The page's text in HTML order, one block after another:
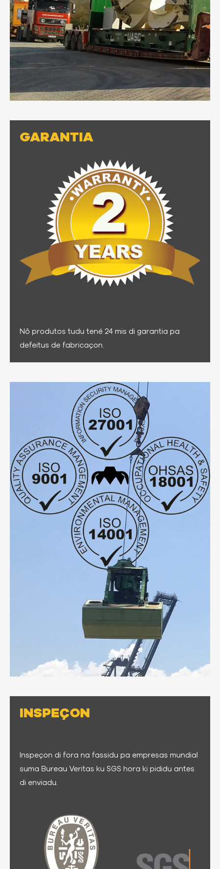
GARANTIA
Nô produtos tudu tené 24 mis di garantia pa
defeitus de fabricaçon.
INSPEÇON
Inspeçon di fora na fassidu pa empresas mundial
suma Bureau Veritas ku SGS hora ki pididu antes
di enviadu.